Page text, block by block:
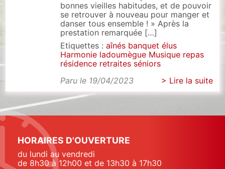
bonnes vieilles habitudes, et de pouvoir
se retrouver à nouveau pour manger et
danser tous ensemble ! » Après la
prestation remarquée […]
Etiquettes : aînés banquet élus
Harmonie ladoumègue Musique repas
résidence retraites séniors
Paru le 19/04/2023
> Lire la suite
HORAIRES D'OUVERTURE
du lundi au vendredi
de 8h30 à 12h00 et de 13h30 à 17h30